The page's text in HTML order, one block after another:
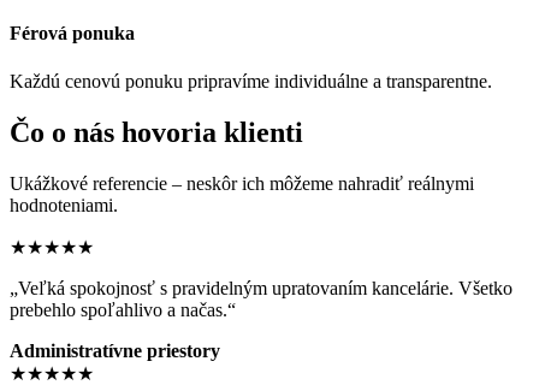
Férová ponuka
Každú cenovú ponuku pripravíme individuálne a transparentne.
Čo o nás hovoria klienti
Ukážkové referencie – neskôr ich môžeme nahradiť reálnymi
hodnoteniami.
★★★★★
„Veľká spokojnosť s pravidelným upratovaním kancelárie. Všetko
prebehlo spoľahlivo a načas.“
Administratívne priestory
★★★★★